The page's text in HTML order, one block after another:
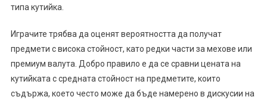
типа кутийка.
Играчите трябва да оценят вероятността да получат
предмети с висока стойност, като редки части за мехове или
премиум валута. Добро правило е да се сравни цената на
кутийката с средната стойност на предметите, които
съдържа, което често може да бъде намерено в дискусии на